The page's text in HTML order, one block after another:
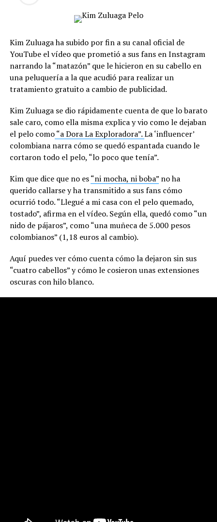
Kim Zuluaga ha subido por fin a su canal oficial de
YouTube el vídeo que prometió a sus fans en Instagram
narrando la “matazón” que le hicieron en su cabello en
una peluquería a la que acudió para realizar un
tratamiento gratuito a cambio de publicidad.
Kim Zuluaga se dio rápidamente cuenta de que lo barato
sale caro, como ella misma explica y vio como le dejaban
el pelo como“a Dora La Exploradora”.La ‘influencer’
colombiana narra cómo se quedó espantada cuando le
cortaron todo el pelo, “lo poco que tenía”.
Kim que dice que no es“ni mocha, ni boba” no ha
querido callarse y ha transmitido a sus fans cómo
ocurrió todo. “Llegué a mi casa con el pelo quemado,
tostado”, afirma en el vídeo. Según ella, quedó como “un
nido de pájaros”, como “una muñeca de 5.000 pesos
colombianos” (1,18 euros al cambio).
Aquí puedes ver cómo cuenta cómo la dejaron sin sus
“cuatro cabellos” y cómo le cosieron unas extensiones
oscuras con hilo blanco.